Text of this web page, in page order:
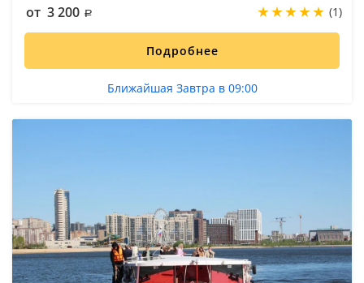
от 3 200 (1)
Подробнее
Ближайшая Завтра в 09:00